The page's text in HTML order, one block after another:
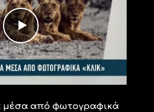
μέσα από φωτογραφικά